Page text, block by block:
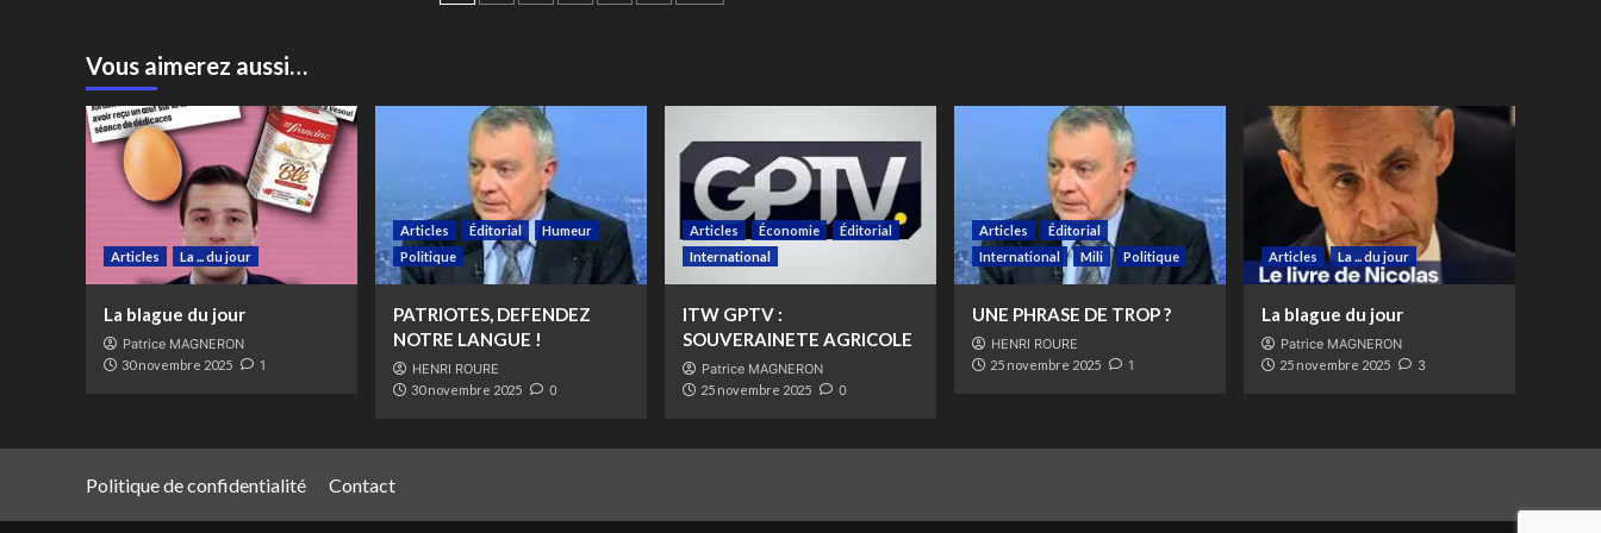
Vous aimerez aussi…
Articles La ... du jour
La blague du jour
Patrice MAGNERON
30 novembre 2025 1
Articles Éditorial
Humeur
Politique
PATRIOTES, DEFENDEZ
NOTRE LANGUE !
HENRI ROURE
30 novembre 2025 0
Articles Économie
Éditorial
International
ITW GPTV :
SOUVERAINETE AGRICOLE
Patrice MAGNERON
25 novembre 2025 0
Articles
Éditorial
International
Mili Politique
UNE PHRASE DE TROP ?
HENRI ROURE
25 novembre 2025 1
Articles La ... du jour
La blague du jour
Patrice MAGNERON
25 novembre 2025 3
Politique de confidentialité Contact